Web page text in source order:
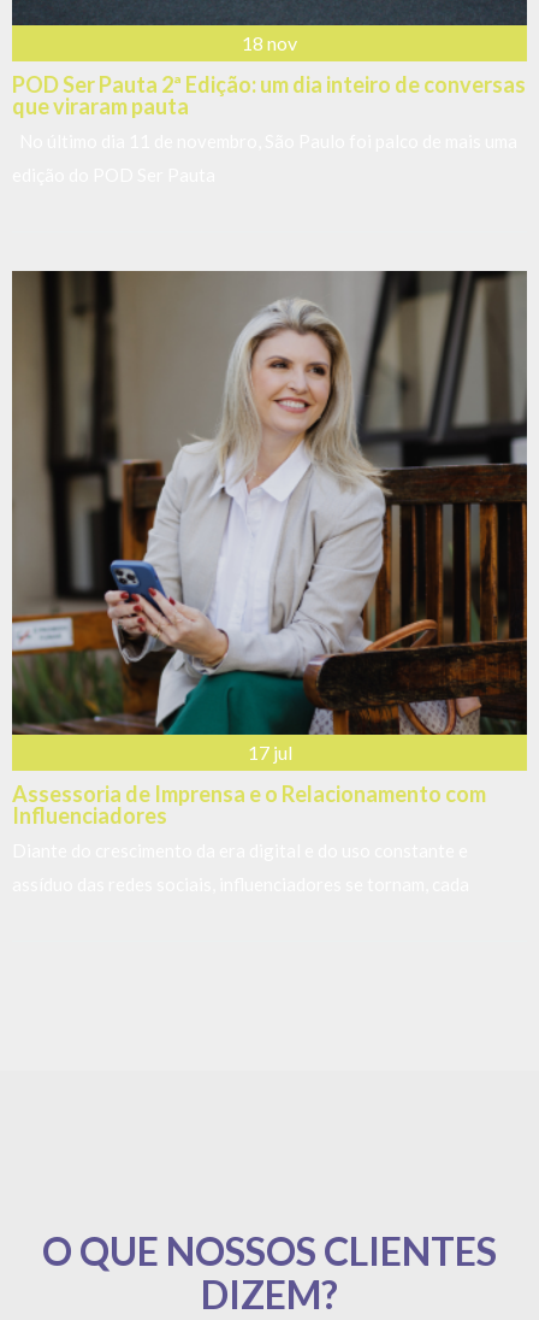
18 nov
POD Ser Pauta 2ª Edição: um dia inteiro de conversas
que viraram pauta
17 jul
Assessoria de Imprensa e o Relacionamento com
Influenciadores
O QUE NOSSOS CLIENTES
DIZEM?